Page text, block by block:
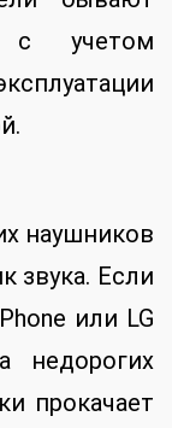
учетом
наушников
звука. Если
или LG
недорогих
прокачает